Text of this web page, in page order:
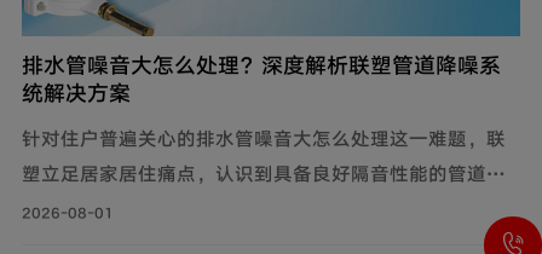
排水管噪音大怎么处理？深度解析联塑管道降噪系
统解决方案
针对住户普遍关心的排水管噪音大怎么处理这一难题，联
塑立足居家居住痛点，认识到具备良好隔音性能的管道系
统，能有效降低水流传递的给周围环境带来的影响，付诸
实际行动科学降噪，创新研制建筑排水降噪系统管道解决
2026-08-01